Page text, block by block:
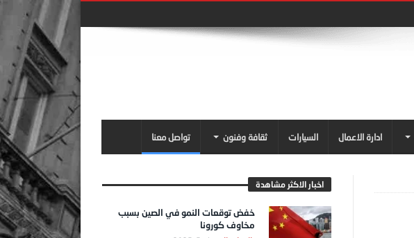
ادارة الاعمال السيارات ثقافة وفنون تواصل معنا
اخبار الاكثر مشاهدة
خفض توقعات النمو في الصين بسبب
مخاوف كورونا